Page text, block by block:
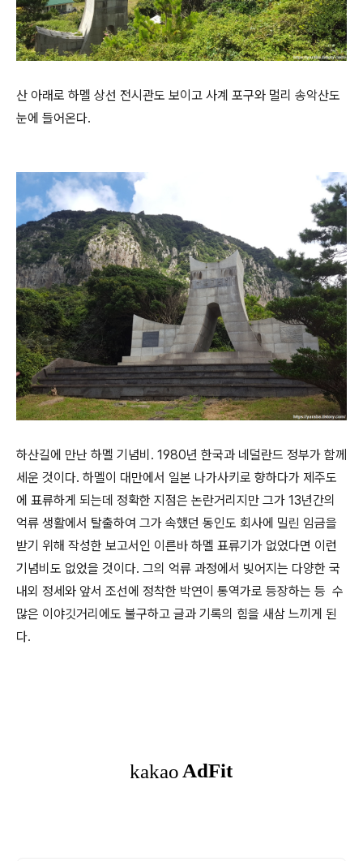
산 아래로 하멜 상선 전시관도 보이고 사계 포구와 멀리 송악산도
눈에 들어온다.
하산길에 만난 하멜 기념비. 1980년 한국과 네덜란드 정부가 함께
세운 것이다. 하멜이 대만에서 일본 나가사키로 향하다가 제주도
에 표류하게 되는데 정확한 지점은 논란거리지만 그가 13년간의
억류 생활에서 탈출하여 그가 속했던 동인도 회사에 밀린 임금을
받기 위해 작성한 보고서인 이른바 하멜 표류기가 없었다면 이런
기념비도 없었을 것이다. 그의 억류 과정에서 빚어지는 다양한 국
내외 정세와 앞서 조선에 정착한 박연이 통역가로 등장하는 등 수
많은 이야깃거리에도 불구하고 글과 기록의 힘을 새삼 느끼게 된
다.